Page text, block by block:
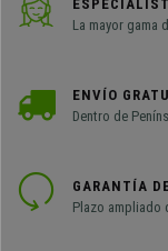
La mayor gama
ENVÍO
Dentro de
GARANTÍA
Plazo ampliado